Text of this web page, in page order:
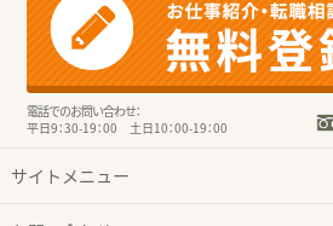
電話でのお問い合わせ：
平日9：30-19：00 土日10：00-19：00
サイトメニュー